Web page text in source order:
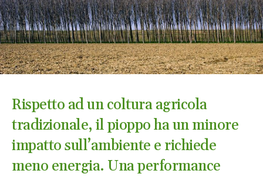
Rispetto ad un coltura agricola
tradizionale, il pioppo ha un minore
impatto sull’ambiente e richiede
meno energia. Una performance